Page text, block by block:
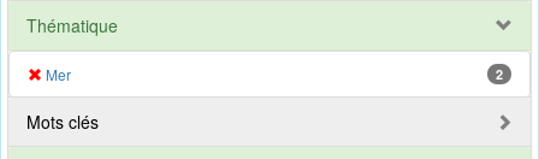
Thématique
Mer 2
Mots clés